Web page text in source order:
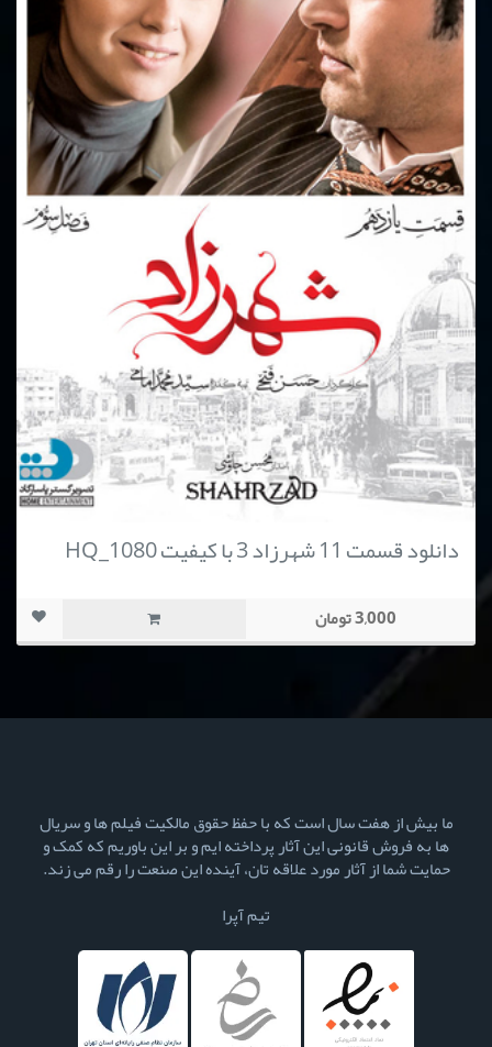
دانلود قسمت 11 شهرزاد 3 با کیفیت HQ_1080
3,000 تومان
ما بیش از هفت سال است که با حفظ حقوق مالکیت فیلم ها و سریال
ها به فروش قانونی این آثار پرداخته ایم و بر این باوریم که کمک و
حمایت شما از آثار مورد علاقه تان، آینده این صنعت را رقم می زند.
تیم آپرا